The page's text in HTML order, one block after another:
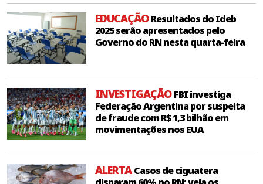
EDUCAÇÃOResultados do Ideb
2025 serão apresentados pelo
Governo do RN nesta quarta-feira
INVESTIGAÇÃOFBI investiga
Federação Argentina por suspeita
de fraude com R$ 1,3 bilhão em
movimentações nos EUA
ALERTACasos de ciguatera